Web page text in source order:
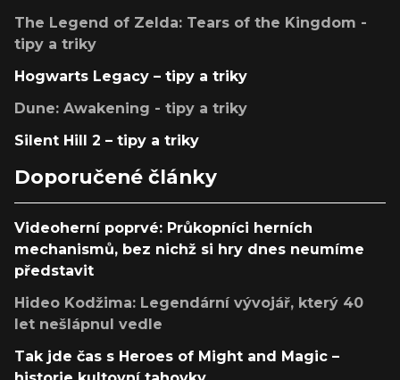
The Legend of Zelda: Tears of the Kingdom -
tipy a triky
Hogwarts Legacy – tipy a triky
Dune: Awakening - tipy a triky
Silent Hill 2 – tipy a triky
Doporučené články
Videoherní poprvé: Průkopníci herních
mechanismů, bez nichž si hry dnes neumíme
představit
Hideo Kodžima: Legendární vývojář, který 40
let nešlápnul vedle
Tak jde čas s Heroes of Might and Magic –